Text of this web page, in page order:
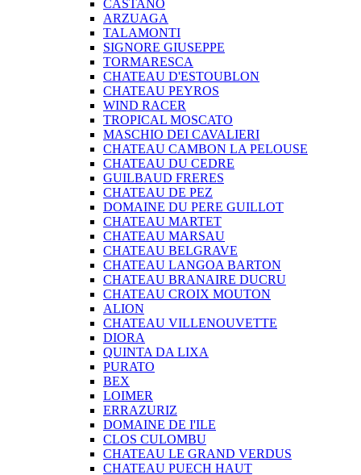
CASTANO
ARZUAGA
TALAMONTI
SIGNORE GIUSEPPE
TORMARESCA
CHATEAU D'ESTOUBLON
CHATEAU PEYROS
WIND RACER
TROPICAL MOSCATO
MASCHIO DEI CAVALIERI
CHATEAU CAMBON LA PELOUSE
CHATEAU DU CEDRE
GUILBAUD FRERES
CHATEAU DE PEZ
DOMAINE DU PERE GUILLOT
CHATEAU MARTET
CHATEAU MARSAU
CHATEAU BELGRAVE
CHATEAU LANGOA BARTON
CHATEAU BRANAIRE DUCRU
CHATEAU CROIX MOUTON
ALION
CHATEAU VILLENOUVETTE
DIORA
QUINTA DA LIXA
PURATO
BEX
LOIMER
ERRAZURIZ
DOMAINE DE I'ILE
CLOS CULOMBU
CHATEAU LE GRAND VERDUS
CHATEAU PUECH HAUT